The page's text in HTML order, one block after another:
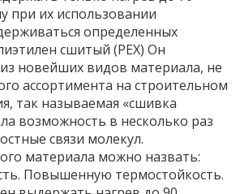
при их использовании
определенных
сшитый (PEX) Он
новейших видов материала, не
ассортимента на строительном
так называемая «сшивка
возможность в несколько раз
связи молекул.
материала можно назвать:
Повышенную термостойкость.